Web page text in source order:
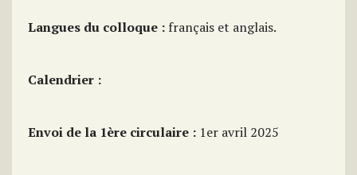
Langues du colloque : français et anglais.
Calendrier :
Envoi de la 1ère circulaire : 1er avril 2025